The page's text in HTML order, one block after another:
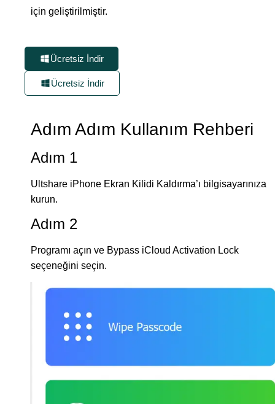
için geliştirilmiştir.
Ücretsiz İndir
Ücretsiz İndir
Adım Adım Kullanım Rehberi
Adım 1
Ultshare iPhone Ekran Kilidi Kaldırma’ı bilgisayarınıza
kurun.
Adım 2
Programı açın ve Bypass iCloud Activation Lock
seçeneğini seçin.